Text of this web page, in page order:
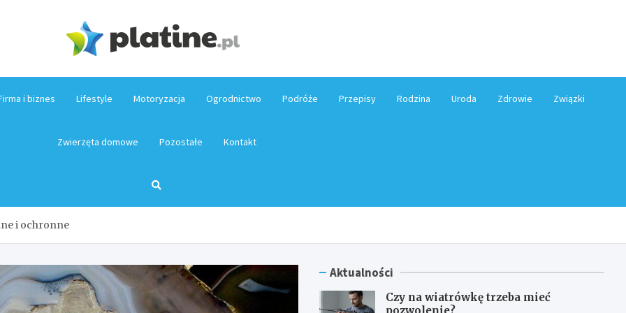
i biznes Lifestyle Motoryzacja Ogrodnictwo Podróże Przepisy Rodzina Uroda Zdrowie Związki
Zwierzęta domowe Pozostałe Kontakt
i ochronne
Aktualności
Czy na wiatrówkę trzeba mieć